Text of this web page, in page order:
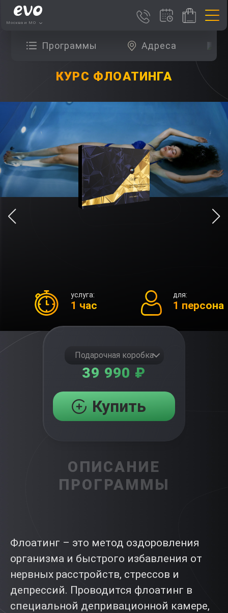
Москва и МО
Программы Адреса
КУРС ФЛОАТИНГА
услуга:
1 час
для:
1 персона
Подарочная коробка
39 990 ₽
Купить
ОПИСАНИЕ
ПРОГРАММЫ
Флоатинг – это метод оздоровления
организма и быстрого избавления от
нервных расстройств, стрессов и
депрессий. Проводится флоатинг в
специальной депривационной камере,